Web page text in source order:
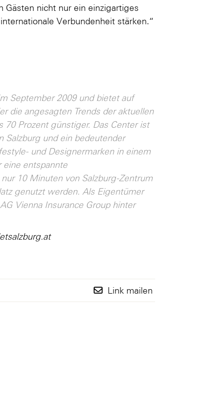
Gästen nicht nur ein einzigartiges
Verbundenheit stärken.“
September 2009 und bietet auf
die angesagten Trends der aktuellen
70 Prozent günstiger. Das Center ist
und ein bedeutender
und Designermarken in einem
entspannte
10 Minuten von Salzburg-Zentrum
genutzt werden. Als Eigentümer
Vienna Insurance Group hinter
Link mailen